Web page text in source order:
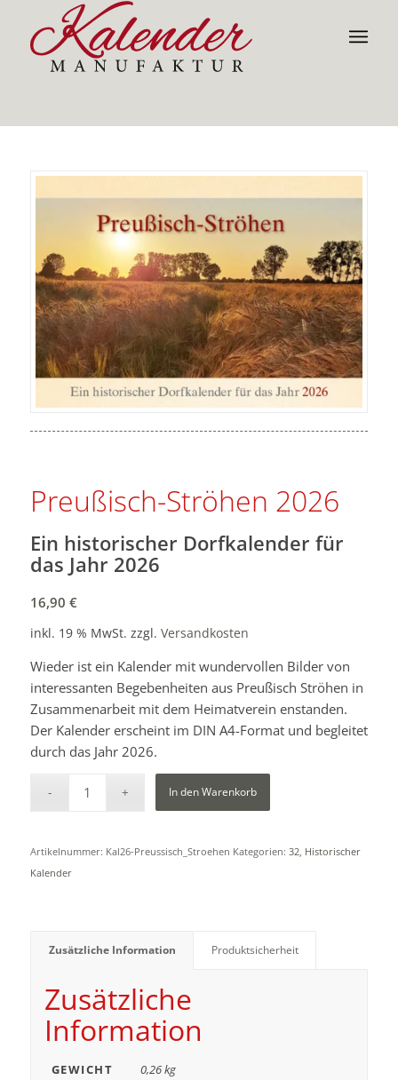
Preußisch-Ströhen 2026
Ein historischer Dorfkalender für
das Jahr 2026
16,90 €
inkl. 19 % MwSt. zzgl. Versandkosten
Wieder ist ein Kalender mit wundervollen Bilder von
interessanten Begebenheiten aus Preußisch Ströhen in
Zusammenarbeit mit dem Heimatverein enstanden.
Der Kalender erscheint im DIN A4-Format und begleitet
durch das Jahr 2026.
In den Warenkorb
Artikelnummer: Kal26-Preussisch_Stroehen Kategorien: 32, Historischer
Kalender
Zusätzliche Information Produktsicherheit
Zusätzliche
Information
GEWICHT
0,26 kg